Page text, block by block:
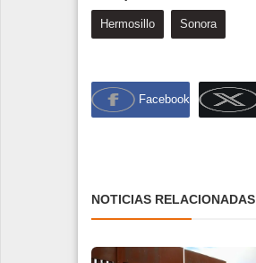
Hermosillo Sonora
Facebook
NOTICIAS RELACIONADAS